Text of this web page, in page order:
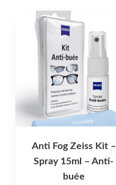
Anti Fog Zeiss Kit –
Spray 15ml – Anti-
buée